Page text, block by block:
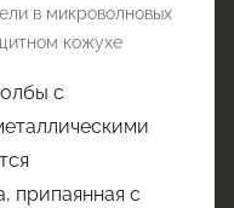
в микроволновых
кожухе
с
припаянная с